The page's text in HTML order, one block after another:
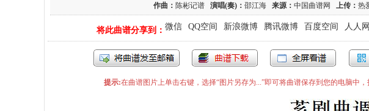
作曲： 陈彬记谱 演唱(奏)： 邵江海 来源： 中国曲谱网 上传： 热
将此曲谱分享到： 微信 QQ空间 新浪微博 腾讯微博 百度空间 人人网
提示:在曲谱图片上单击右键，选择“图片另存为...”即可将曲谱保存到您的电脑中